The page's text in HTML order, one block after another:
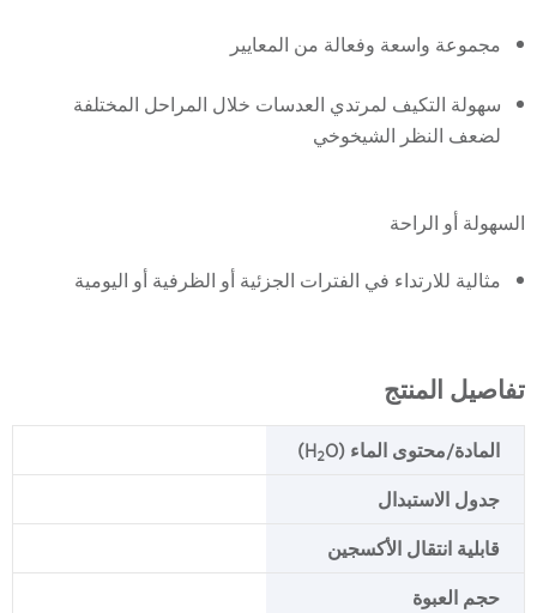
مجموعة واسعة وفعالة من المعايير
سهولة التكيف لمرتدي العدسات خلال المراحل المختلفة
لضعف النظر الشيخوخي
السهولة أو الراحة
مثالية للارتداء في الفترات الجزئية أو الظرفية أو اليومية
تفاصيل المنتج
المادة/محتوى الماء (H 2O)
جدول الاستبدال
قابلية انتقال الأكسجين
حجم العبوة